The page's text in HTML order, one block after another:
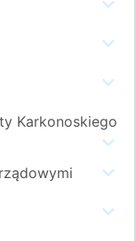
Karkonoskiego